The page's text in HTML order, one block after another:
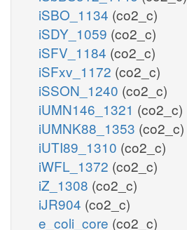
iSBO_1134 (co2_c)
iSDY_1059 (co2_c)
iSFV_1184 (co2_c)
iSFxv_1172 (co2_c)
iSSON_1240 (co2_c)
iUMN146_1321 (co2_c)
iUMNK88_1353 (co2_c)
iUTI89_1310 (co2_c)
iWFL_1372 (co2_c)
iZ_1308 (co2_c)
iJR904 (co2_c)
e_coli_core (co2_c)